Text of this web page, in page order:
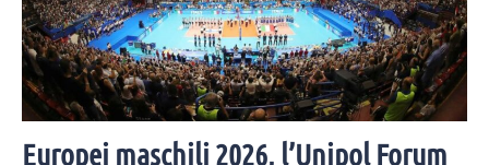
Europei maschili 2026, l’Unipol Forum